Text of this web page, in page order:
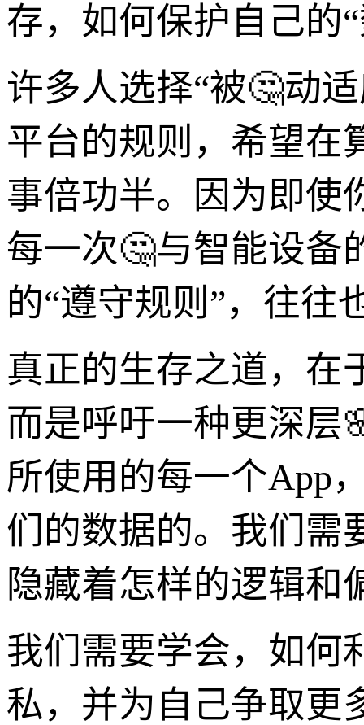
存，如何保护自己的
许多人选择“被🤔动
平台的规则，希望在
事倍功半。因为即使
每一次🤔与智能设备
的“遵守规则”，往往
真正的生存之道，在
而是呼吁一种更深层
所使用的每一个App
们的数据的。我们需
隐藏着怎样的逻辑和
我们需要学会，如何
私，并为自己争取更